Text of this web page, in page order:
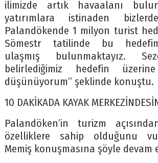
ilimizde artık havaalanı
yatırımlara istinaden
Palandökende 1 milyon turist
Sömestr tatilinde bu
ulaşmış bulunmaktayız.
belirlediğimiz hedefin üzerine
düşünüyorum” şeklinde konuştu.
10 DAKİKADA KAYAK
Palandöken’in turizm
özelliklere sahip olduğunu
Memiş konuşmasına şöyle devam